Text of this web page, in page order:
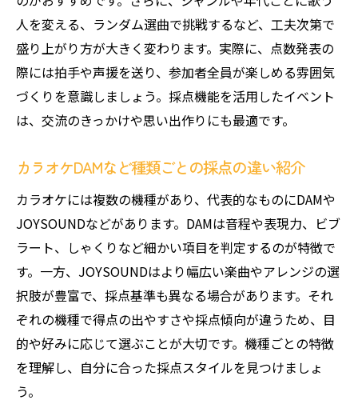
人を変える、ランダム選曲で挑戦するなど、工夫次第で
盛り上がり方が大きく変わります。実際に、点数発表の
際には拍手や声援を送り、参加者全員が楽しめる雰囲気
づくりを意識しましょう。採点機能を活用したイベント
は、交流のきっかけや思い出作りにも最適です。
カラオケDAMなど種類ごとの採点の違い紹介
カラオケには複数の機種があり、代表的なものにDAMや
JOYSOUNDなどがあります。DAMは音程や表現力、ビブ
ラート、しゃくりなど細かい項目を判定するのが特徴で
す。一方、JOYSOUNDはより幅広い楽曲やアレンジの選
択肢が豊富で、採点基準も異なる場合があります。それ
ぞれの機種で得点の出やすさや採点傾向が違うため、目
的や好みに応じて選ぶことが大切です。機種ごとの特徴
を理解し、自分に合った採点スタイルを見つけましょ
う。